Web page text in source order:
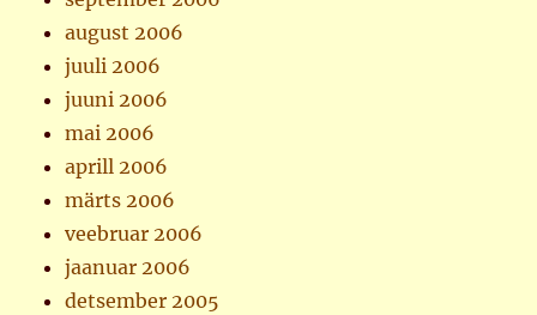
august 2006
juuli 2006
juuni 2006
mai 2006
aprill 2006
märts 2006
veebruar 2006
jaanuar 2006
detsember 2005